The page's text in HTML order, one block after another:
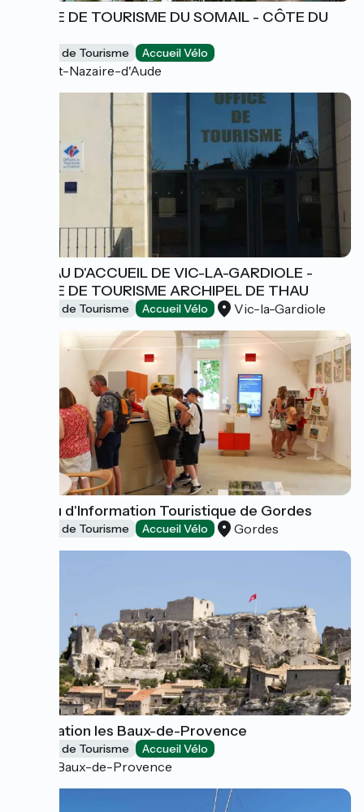
OFFICE DE TOURISME DU SOMAIL - CÔTE DU
Offices de Tourisme Accueil Vélo
Saint-Nazaire-d'Aude
BUREAU D'ACCUEIL DE VIC-LA-GARDIOLE -
OFFICE DE TOURISME ARCHIPEL DE THAU
Offices de Tourisme Accueil Vélo Vic-la-Gardiole
Bureau d'Information Touristique de Gordes
Offices de Tourisme Accueil Vélo Gordes
Destination les Baux-de-Provence
Offices de Tourisme Accueil Vélo
Les Baux-de-Provence